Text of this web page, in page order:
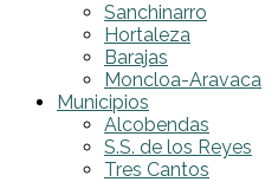
Sanchinarro
Hortaleza
Barajas
Moncloa-Aravaca
Municipios
Alcobendas
S.S. de los Reyes
Tres Cantos